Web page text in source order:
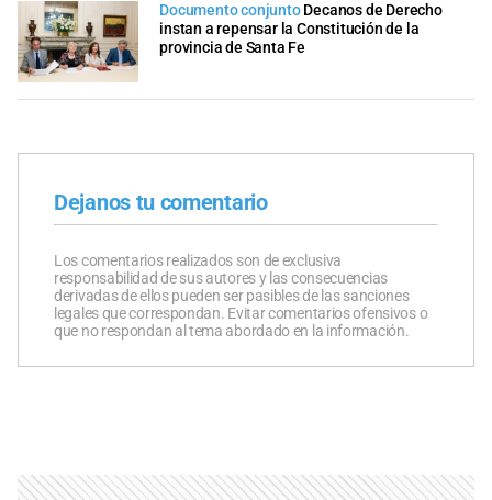
Documento conjunto Decanos de Derecho
instan a repensar la Constitución de la
provincia de Santa Fe
Dejanos tu comentario
Los comentarios realizados son de exclusiva
responsabilidad de sus autores y las consecuencias
derivadas de ellos pueden ser pasibles de las sanciones
legales que correspondan. Evitar comentarios ofensivos o
que no respondan al tema abordado en la información.